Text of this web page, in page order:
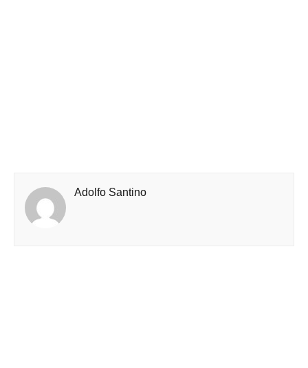
Adolfo Santino